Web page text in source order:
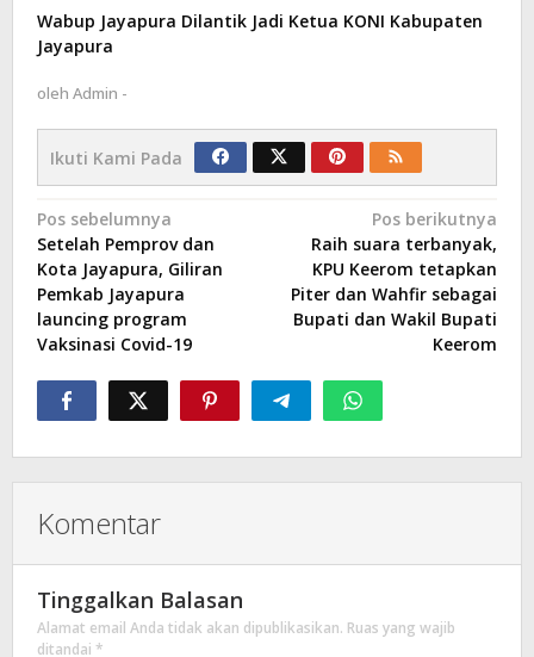
Wabup Jayapura Dilantik Jadi Ketua KONI Kabupaten
Jayapura
oleh Admin -
Ikuti Kami Pada
Navigasi
pos
Pos sebelumnya
Setelah Pemprov dan
Kota Jayapura, Giliran
Pemkab Jayapura
launcing program
Vaksinasi Covid-19
Pos berikutnya
Raih suara terbanyak,
KPU Keerom tetapkan
Piter dan Wahfir sebagai
Bupati dan Wakil Bupati
Keerom
Komentar
Tinggalkan Balasan
Alamat email Anda tidak akan dipublikasikan. Ruas yang wajib
ditandai *